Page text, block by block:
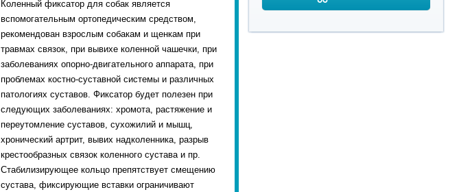
Коленный фиксатор для собак является
вспомогательным ортопедическим средством,
рекомендован взрослым собакам и щенкам при
травмах связок, при вывихе коленной чашечки, при
заболеваниях опорно-двигательного аппарата, при
проблемах костно-суставной системы и различных
патологиях суставов. Фиксатор будет полезен при
следующих заболеваниях: хромота, растяжение и
переутомление суставов, сухожилий и мышц,
хронический артрит, вывих надколенника, разрыв
крестообразных связок коленного сустава и пр.
Стабилизирующее кольцо препятствует смещению
сустава, фиксирующие вставки ограничивают